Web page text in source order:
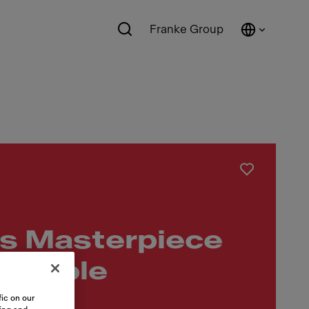
Franke Group
Masterpiece
on our